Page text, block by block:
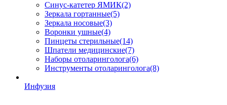
Синус-катетер ЯМИК(2)
Зеркала гортанные(5)
Зеркала носовые(3)
Воронки ушные(4)
Пинцеты стерильные(14)
Шпатели медицинские(7)
Наборы отоларинголога(6)
Инструменты отоларинголога(8)
Инфузия